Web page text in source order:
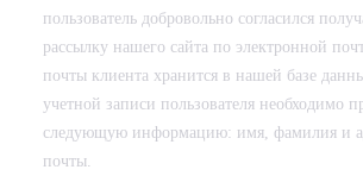
пользователь добровольно согласился
рассылку нашего сайта по электронной
почты клиента хранится в нашей базе
учетной записи пользователя необходимо
следующую информацию: имя, фамилия и
почты.